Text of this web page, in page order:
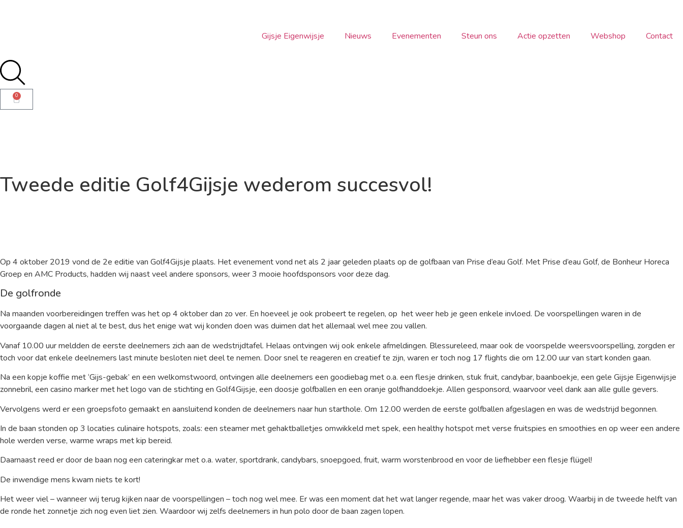
Gijsje Eigenwijsje Nieuws Evenementen Steun ons Actie opzetten Webshop Contact
0
Tweede editie Golf4Gijsje wederom succesvol!
Op 4 oktober 2019 vond de 2e editie van Golf4Gijsje plaats. Het evenement vond net als 2 jaar geleden plaats op de golfbaan van Prise d’eau Golf. Met Prise d’eau Golf, de Bonheur Horeca
Groep en AMC Products, hadden wij naast veel andere sponsors, weer 3 mooie hoofdsponsors voor deze dag.
De golfronde
Na maanden voorbereidingen treffen was het op 4 oktober dan zo ver. En hoeveel je ook probeert te regelen, op het weer heb je geen enkele invloed. De voorspellingen waren in de
voorgaande dagen al niet al te best, dus het enige wat wij konden doen was duimen dat het allemaal wel mee zou vallen.
Vanaf 10.00 uur meldden de eerste deelnemers zich aan de wedstrijdtafel. Helaas ontvingen wij ook enkele afmeldingen. Blessureleed, maar ook de voorspelde weersvoorspelling, zorgden er
toch voor dat enkele deelnemers last minute besloten niet deel te nemen. Door snel te reageren en creatief te zijn, waren er toch nog 17 flights die om 12.00 uur van start konden gaan.
Na een kopje koffie met ‘Gijs-gebak’ en een welkomstwoord, ontvingen alle deelnemers een goodiebag met o.a. een flesje drinken, stuk fruit, candybar, baanboekje, een gele Gijsje Eigenwijsje
zonnebril, een casino marker met het logo van de stichting en Golf4Gijsje, een doosje golfballen en een oranje golfhanddoekje. Allen gesponsord, waarvoor veel dank aan alle gulle gevers.
Vervolgens werd er een groepsfoto gemaakt en aansluitend konden de deelnemers naar hun starthole. Om 12.00 werden de eerste golfballen afgeslagen en was de wedstrijd begonnen.
In de baan stonden op 3 locaties culinaire hotspots, zoals: een steamer met gehaktballetjes omwikkeld met spek, een healthy hotspot met verse fruitspies en smoothies en op weer een andere
hole werden verse, warme wraps met kip bereid.
Daarnaast reed er door de baan nog een cateringkar met o.a. water, sportdrank, candybars, snoepgoed, fruit, warm worstenbrood en voor de liefhebber een flesje flügel!
De inwendige mens kwam niets te kort!
Het weer viel – wanneer wij terug kijken naar de voorspellingen – toch nog wel mee. Er was een moment dat het wat langer regende, maar het was vaker droog. Waarbij in de tweede helft van
de ronde het zonnetje zich nog even liet zien. Waardoor wij zelfs deelnemers in hun polo door de baan zagen lopen.